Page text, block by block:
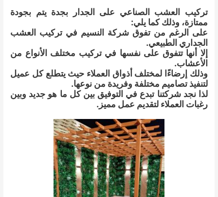
تركيب العشب الصناعي على الجدار بجدة يتم بجودة
ممتازة، وذلك كما يلي:
على الرغم من تفوق شركة النسيم في تركيب العشب
الجداري الطبيعي.
إلا أنها تتفوق على نفسها في تركيب مختلف الأنواع من
الأعشاب.
وذلك إرضاءًا لمختلف أذواق العملاء حيث يتطلع كل عميل
لتنفيذ تصاميم مختلفة وفريدة من نوعها.
لذا نجد شركتنا تبدع في التوفيق بين كل ما هو جديد وبين
رغبات العملاء لتقديم عمل مميز.